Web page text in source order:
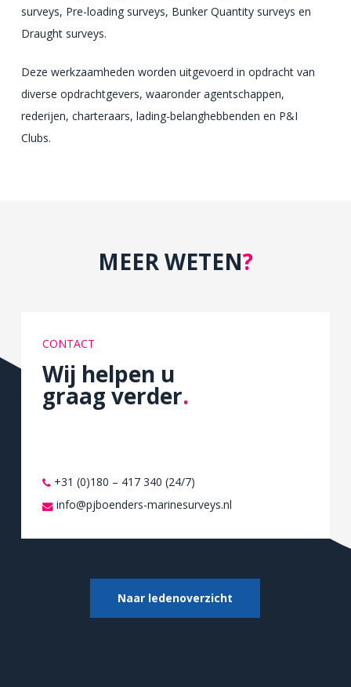
surveys, Pre-loading surveys, Bunker Quantity surveys en
Draught surveys.
Deze werkzaamheden worden uitgevoerd in opdracht van
diverse opdrachtgevers, waaronder agentschappen,
rederijen, charteraars, lading-belanghebbenden en P&I
Clubs.
MEER WETEN?
CONTACT
Wij helpen u
graag verder.
+31 (0)180 – 417 340 (24/7)
info@pjboenders-marinesurveys.nl
Naar ledenoverzicht